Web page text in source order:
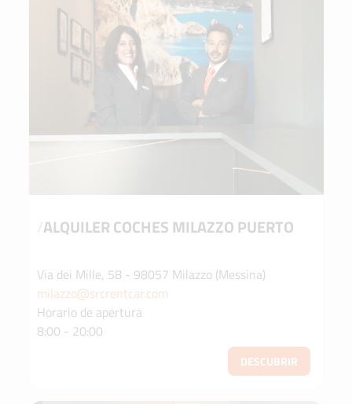
/ALQUILER COCHES MILAZZO PUERTO
Via dei Mille, 58 - 98057 Milazzo (Messina)
milazzo@srcrentcar.com
Horario de apertura
8:00 - 20:00
DESCUBRIR